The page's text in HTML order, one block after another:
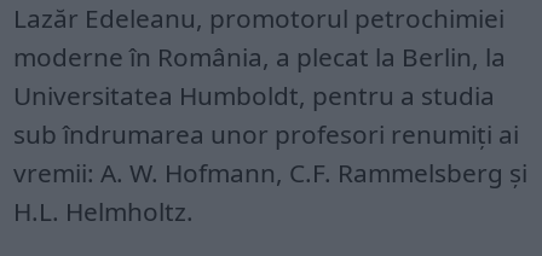
Lazăr Edeleanu, promotorul petrochimiei
moderne în România, a plecat la Berlin, la
Universitatea Humboldt, pentru a studia
sub îndrumarea unor profesori renumiţi ai
vremii: A. W. Hofmann, C.F. Rammelsberg şi
H.L. Helmholtz.